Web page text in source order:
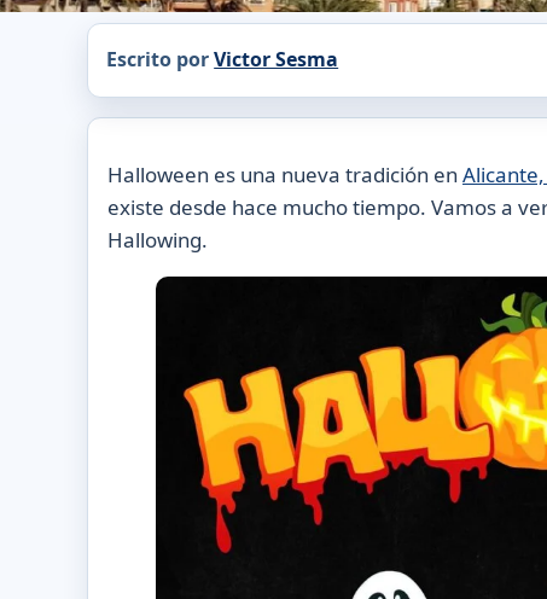
Escrito porVictor Sesma
Halloween es una nueva tradición en
existe desde hace mucho tiempo. Vamos a
Hallowing.